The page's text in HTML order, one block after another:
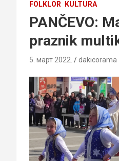
FOLKLOR KULTURA
PANČEVO:
praznik
5. март 2022. dakicorama